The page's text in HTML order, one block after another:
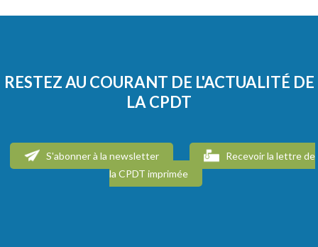
RESTEZ AU COURANT DE L'ACTUALITÉ DE
LA CPDT
S'abonner à la newsletter
Recevoir la lettre de
la CPDT imprimée